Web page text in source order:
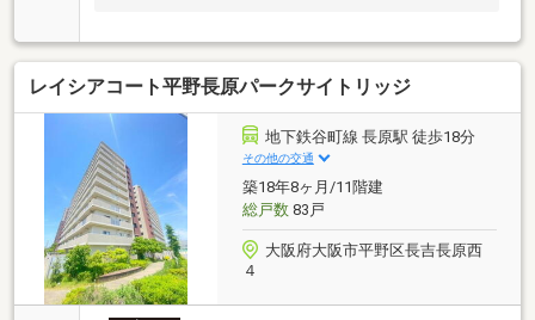
レイシアコート平野長原パークサイトリッジ
地下鉄谷町線 長原駅 徒歩18分
その他の交通
築18年8ヶ月/11階建
総戸数83戸
大阪府大阪市平野区長吉長原西
４